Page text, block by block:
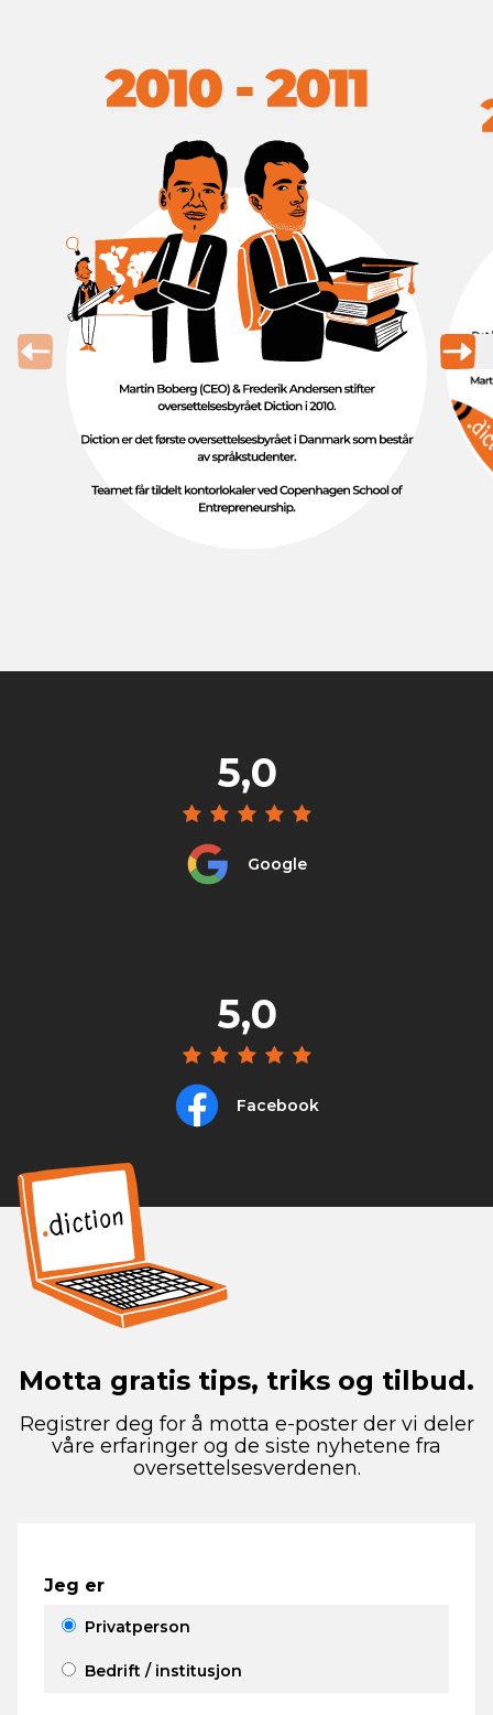
5,0
Google
5,0
Facebook
Motta gratis tips, triks og tilbud.
Registrer deg for å motta e-poster der vi deler
våre erfaringer og de siste nyhetene fra
oversettelsesverdenen.
Jeg er
Privatperson
Bedrift / institusjon